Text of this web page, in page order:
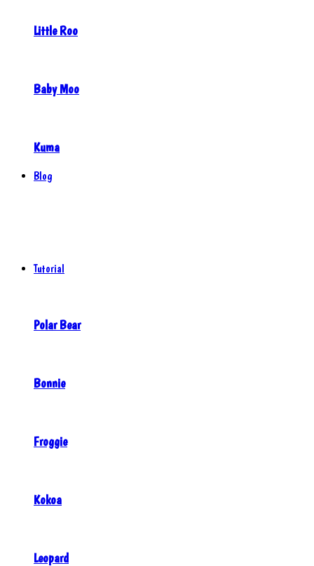
Little Roo
Baby Moo
Kuma
Blog
Tutorial
Polar Bear
Bonnie
Froggie
Kokoa
Leopard